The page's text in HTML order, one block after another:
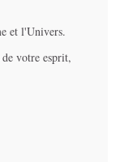
et l'Univers.
votre esprit,